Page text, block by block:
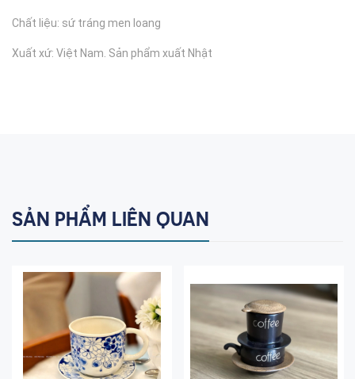
Chất liệu: sứ tráng men loang
Xuất xứ: Việt Nam. Sản phẩm xuất Nhật
SẢN PHẨM LIÊN QUAN